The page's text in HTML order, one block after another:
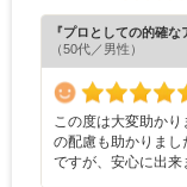
『プロとしての的確
（50代／男性）
この度は大変助か
の配慮も助かりま
ですが、安心に出来